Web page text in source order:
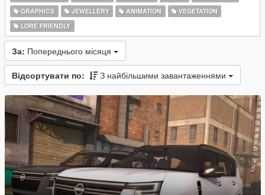
GRAPHICS
JEWELLERY ANIMATION
VEGETATION
LORE FRIENDLY
За: Попереднього місяця
Відсортувати по: З найбільшими завантаженнями